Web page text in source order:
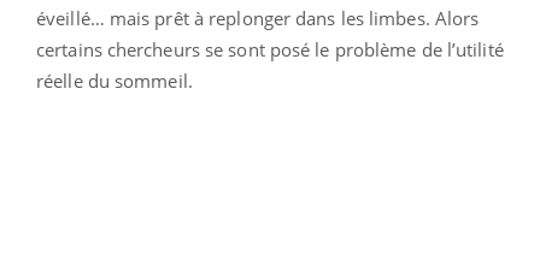
éveillé… mais prêt à replonger dans les limbes. Alors
certains chercheurs se sont posé le problème de l’utilité
réelle du sommeil.